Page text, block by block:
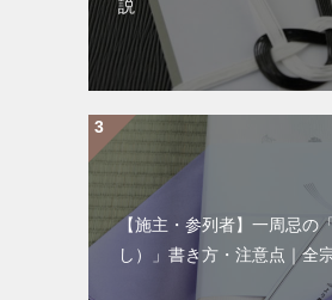
説
【施主・参列者】一周忌の
し）」書き方・注意点｜全